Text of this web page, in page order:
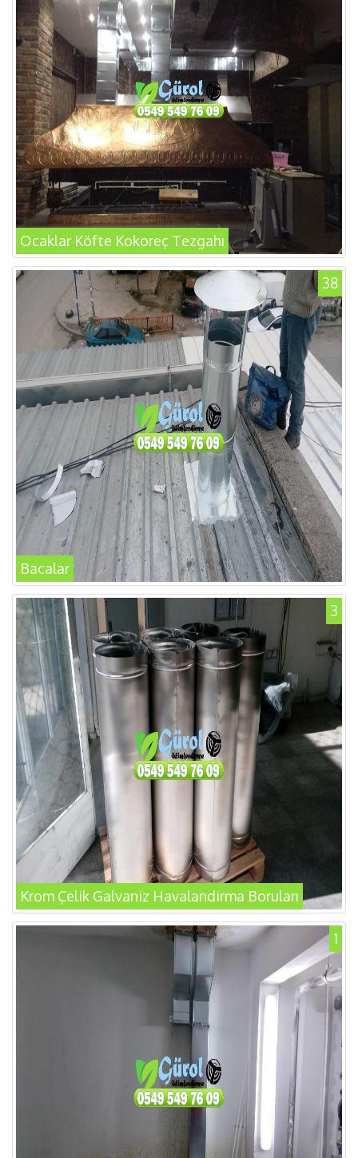
Ocaklar Köfte Kokoreç Tezgahı
38
Bacalar
3
Krom Çelik Galvaniz Havalandirma Boruları
1